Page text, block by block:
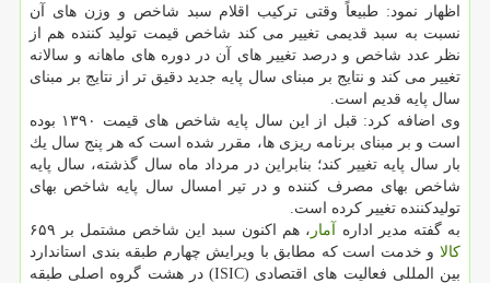
اظهار نمود: طبیعاً وقتی تركیب اقلام سبد شاخص و وزن های آن
نسبت به سبد قدیمی تغییر می كند شاخص قیمت تولید كننده هم از
نظر عدد شاخص و درصد تغییر های آن در دوره های ماهانه و سالانه
تغییر می كند و نتایج بر مبنای سال پایه جدید دقیق تر از نتایج بر مبنای
سال پایه قدیم است.
وی اضافه كرد: قبل از این سال پایه شاخص های قیمت ۱۳۹۰ بوده
است و بر مبنای برنامه ریزی ها، مقرر شده است كه هر پنج سال یك
بار سال پایه تغییر كند؛ بنابراین در مرداد ماه سال گذشته، سال پایه
شاخص بهای مصرف كننده و در تیر امسال سال پایه شاخص بهای
تولیدكننده تغییر كرده است.
به گفته مدیر اداره آمار ، هم اكنون سبد این شاخص مشتمل بر ۶۵۹
كالا و خدمت است كه مطابق با ویرایش چهارم طبقه بندی استاندارد
بین المللی فعالیت های اقتصادی (ISIC) در هشت گروه اصلی طبقه